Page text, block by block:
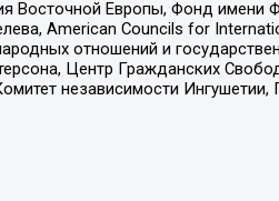
Восточной Европы, Фонд имени
American Councils for
отношений и
Центр Гражданских
независимости